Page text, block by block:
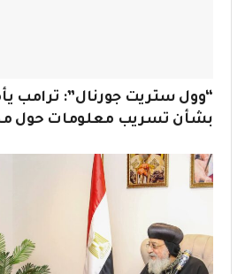
“وول ستريت جورنال”: ترامب
بشأن تسريب معلومات حول